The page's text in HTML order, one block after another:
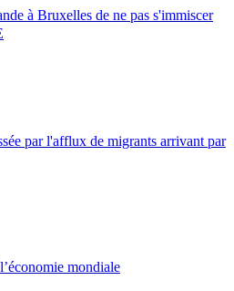
à Bruxelles de ne pas s'immiscer
par l'afflux de migrants arrivant par
mondiale